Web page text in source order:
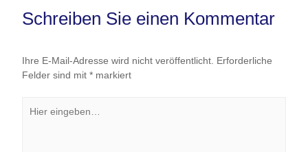
Schreiben Sie einen Kommentar
Ihre E-Mail-Adresse wird nicht veröffentlicht. Erforderliche
Felder sind mit *markiert
eingeben…